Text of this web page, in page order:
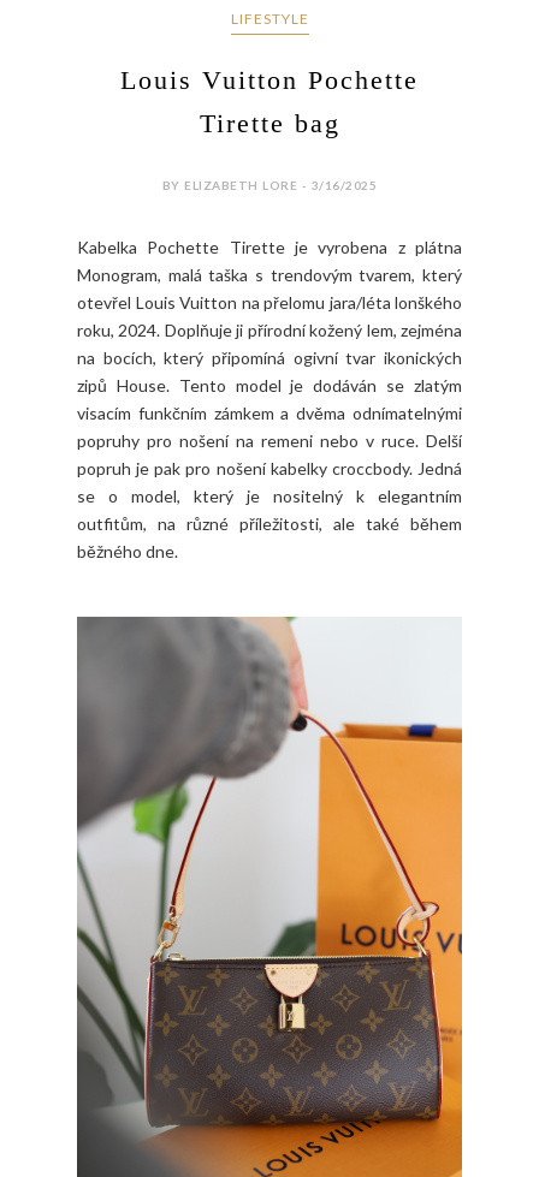
LIFESTYLE
Louis Vuitton Pochette
Tirette bag
BY ELIZABETH LORE - 3/16/2025
Kabelka Pochette Tirette je vyrobena z plátna
Monogram, malá taška s trendovým tvarem, který
otevřel Louis Vuitton na přelomu jara/léta lonškého
roku, 2024. Doplňuje ji přírodní kožený lem, zejména
na bocích, který připomíná ogivní tvar ikonických
zipů House. Tento model je dodáván se zlatým
visacím funkčním zámkem a dvěma odnímatelnými
popruhy pro nošení na remeni nebo v ruce. Delší
popruh je pak pro nošení kabelky croccbody. Jedná
se o model, který je nositelný k elegantním
outfitům, na různé příležitosti, ale také během
běžného dne.